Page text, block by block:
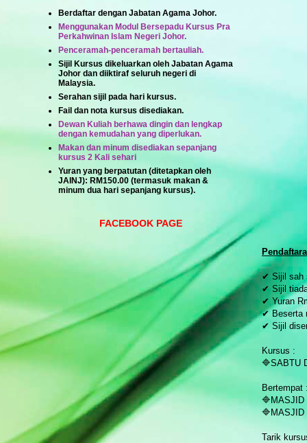
P
✔ Sijil sah
✔ Sijil
✔ Yuran
✔ Beserta
✔ Sijil
Kursus :
🔷SABTU
🔷MASJID
🔷MASJID
Tarik
Berdaftar dengan Jabatan Agama Johor.
Menggunakan Modul Bersepadu Kursus Pra
Perkahwinan Islam Negeri Johor.
Penceramah-penceramah bertauliah.
Sijil Kursus dikeluarkan oleh Jabatan Agama
Johor dan diiktiraf seluruh negeri di
Malaysia.
Serahan sijil pada hari kursus.
Fail dan nota kursus disediakan.
Dewan Kuliah berhawa dingin dan lengkap
dengan kemudahan yang diperlukan.
Makan dan minum disediakan sepanjang
kursus 2 Kali sehari
Yuran yang berpatutan (ditetapkan oleh
JAINJ): RM150.00 (termasuk makan &
minum dua hari sepanjang kursus).
FACEBOOK PAGE